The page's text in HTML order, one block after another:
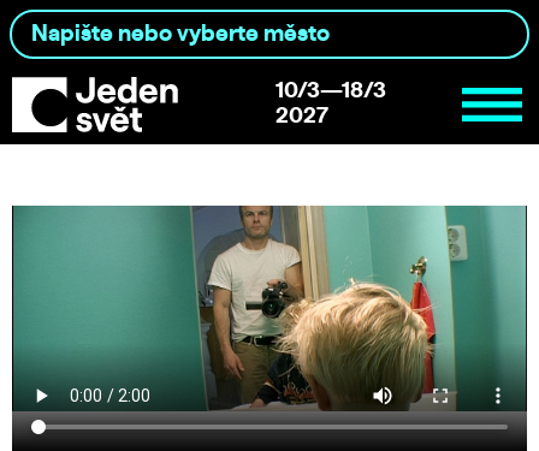
10/3—18/3
2027